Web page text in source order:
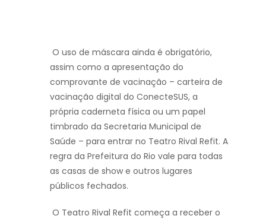
O uso de máscara ainda é obrigatório,
assim como a apresentação do
comprovante de vacinação – carteira de
vacinação digital do ConecteSUS, a
própria caderneta física ou um papel
timbrado da Secretaria Municipal de
Saúde – para entrar no Teatro Rival Refit. A
regra da Prefeitura do Rio vale para todas
as casas de show e outros lugares
públicos fechados.
O Teatro Rival Refit começa a receber o